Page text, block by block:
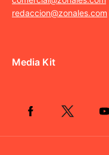
redaccion@zonales.com
Media Kit